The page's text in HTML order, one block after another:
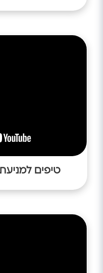
טיפים